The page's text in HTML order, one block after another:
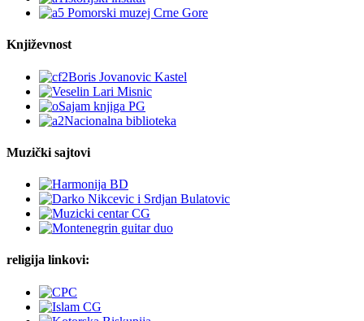
Književnost
Muzički sajtovi
religija linkovi: